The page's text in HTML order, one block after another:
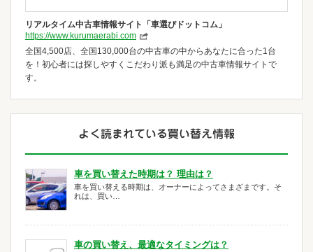
リアルタイム中古車情報サイト「車選びドットコム」
https://www.kurumaerabi.com
全国4,500店、全国130,000台の中古車の中からあなたに合った1台
を！初心者には探しやすくこだわり派も満足の中古車情報サイトで
す。
車を買い替えた時期は？ 理由は？
車を買い替える時期は、オーナーによってさまざまです。そ
れは、買い…
車の買い替え、最適なタイミングは？